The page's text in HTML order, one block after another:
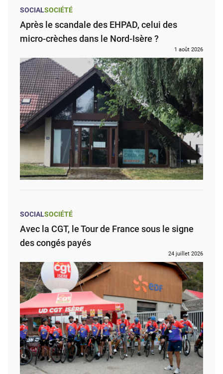
SOCIALSOCIÉTÉ
Après le scandale des EHPAD, celui des
micro-crèches dans le Nord-Isère ?
1 août 2026
SOCIALSOCIÉTÉ
Avec la CGT, le Tour de France sous le signe
des congés payés
24 juillet 2026